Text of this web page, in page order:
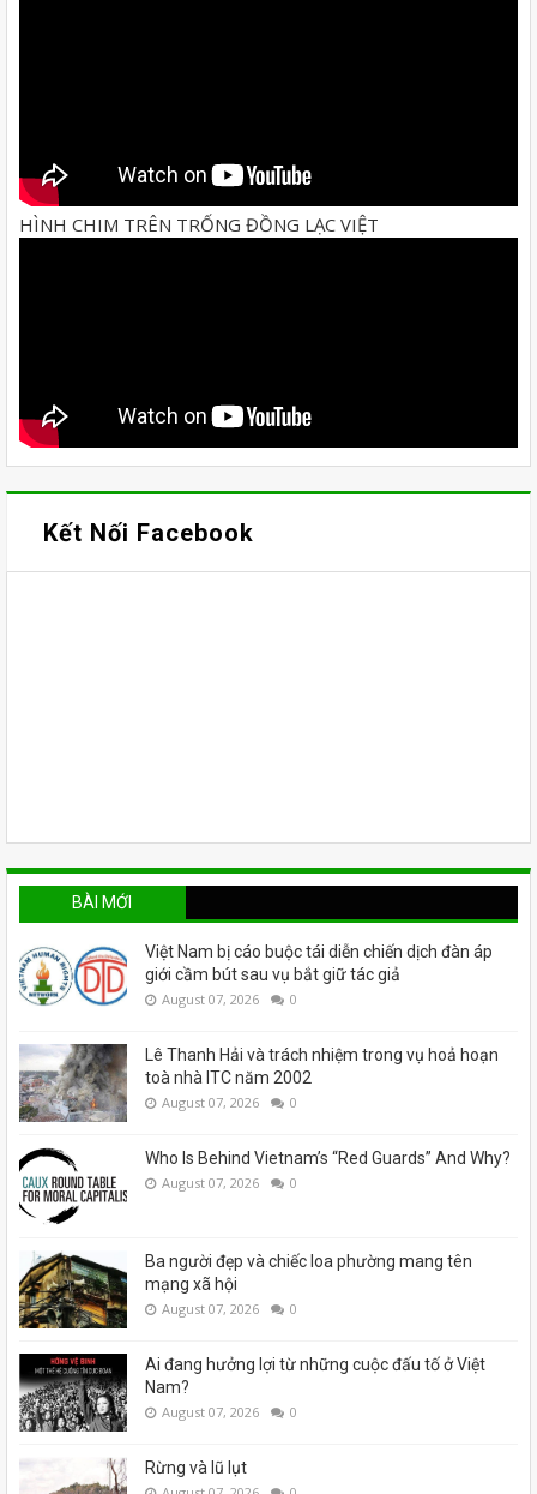
HÌNH CHIM TRÊN TRỐNG ĐỒNG LẠC VIỆT
Kết Nối Facebook
BÀI MỚI
Việt Nam bị cáo buộc tái diễn chiến dịch đàn áp
giới cầm bút sau vụ bắt giữ tác giả
August 07, 2026 0
Lê Thanh Hải và trách nhiệm trong vụ hoả hoạn
toà nhà ITC năm 2002
August 07, 2026 0
Who Is Behind Vietnam’s “Red Guards” And Why?
August 07, 2026 0
Ba người đẹp và chiếc loa phường mang tên
mạng xã hội
August 07, 2026 0
Ai đang hưởng lợi từ những cuộc đấu tố ở Việt
Nam?
August 07, 2026 0
Rừng và lũ lụt